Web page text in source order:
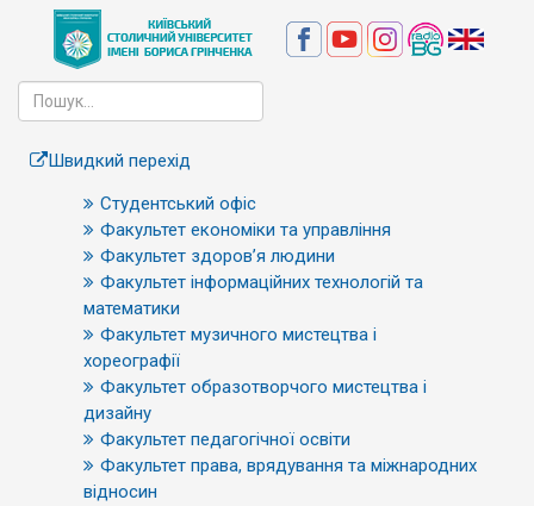
Швидкий перехід
Студентський офіс
Факультет економіки та управління
Факультет здоров’я людини
Факультет інформаційних технологій та
математики
Факультет музичного мистецтва і
хореографії
Факультет образотворчого мистецтва і
дизайну
Факультет педагогічної освіти
Факультет права, врядування та міжнародних
відносин